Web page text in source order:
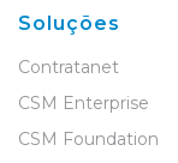
Soluções
Contratanet
CSM Enterprise
CSM Foundation